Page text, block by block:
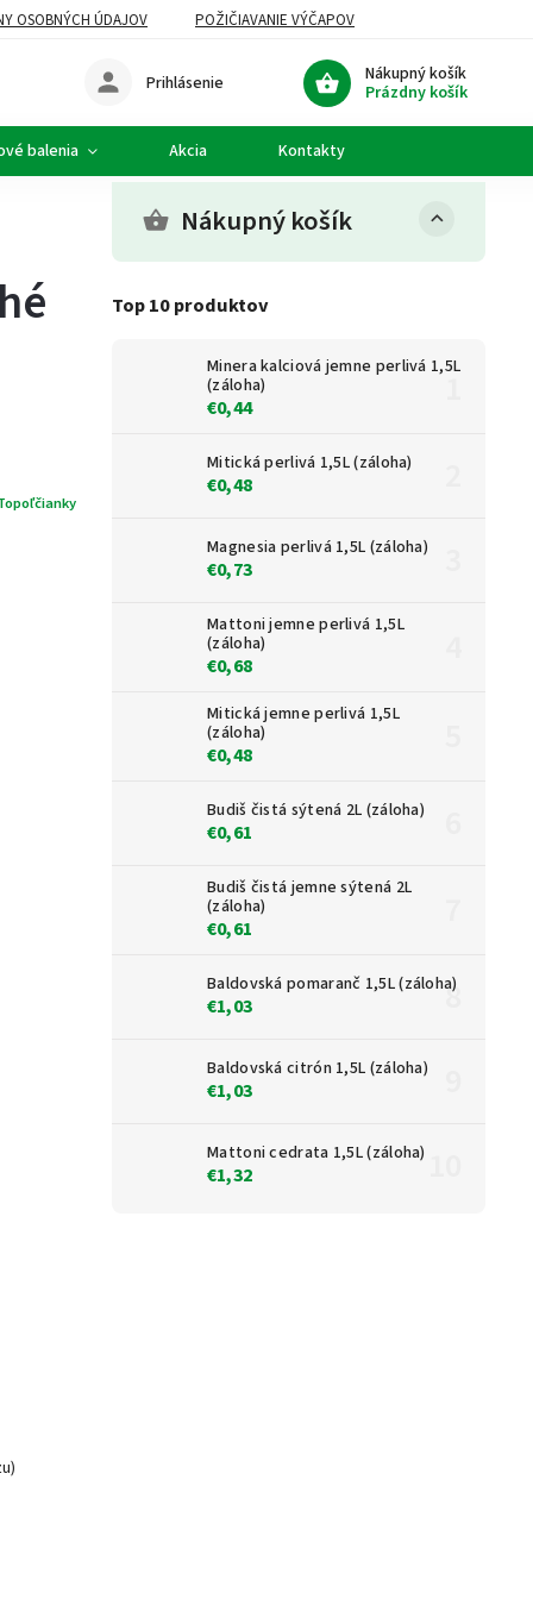
OSOBNÝCH ÚDAJOV POŽIČIAVANIE VÝČAPOV
Nákupný košík
Prázdny košík
Prihlásenie
balenia Akcia Kontakty
Nákupný košík
Top 10 produktov
Minera kalciová jemne perlivá 1,5L
(záloha)
€0,44
Mitická perlivá 1,5L (záloha)
€0,48
Magnesia perlivá 1,5L (záloha)
€0,73
Mattoni jemne perlivá 1,5L
(záloha)
€0,68
Mitická jemne perlivá 1,5L
(záloha)
€0,48
Budiš čistá sýtená 2L (záloha)
€0,61
Budiš čistá jemne sýtená 2L
(záloha)
€0,61
Baldovská pomaranč 1,5L (záloha)
€1,03
Baldovská citrón 1,5L (záloha)
€1,03
Mattoni cedrata 1,5L (záloha)
€1,32